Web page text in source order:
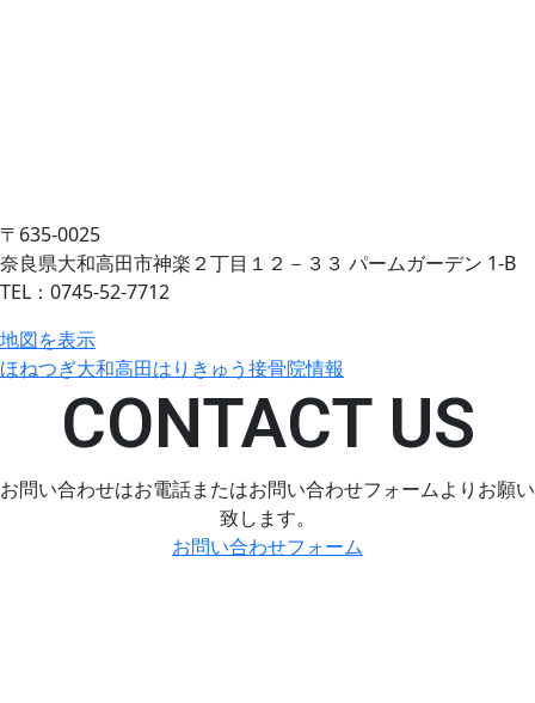
〒635-0025
奈良県大和高田市神楽２丁目１２－３３ パームガーデン 1-B
TEL：0745-52-7712
地図を表示
ほねつぎ大和高田はりきゅう接骨院情報
CONTACT US
お問い合わせはお電話またはお問い合わせフォームよりお願い
致します。
お問い合わせフォーム